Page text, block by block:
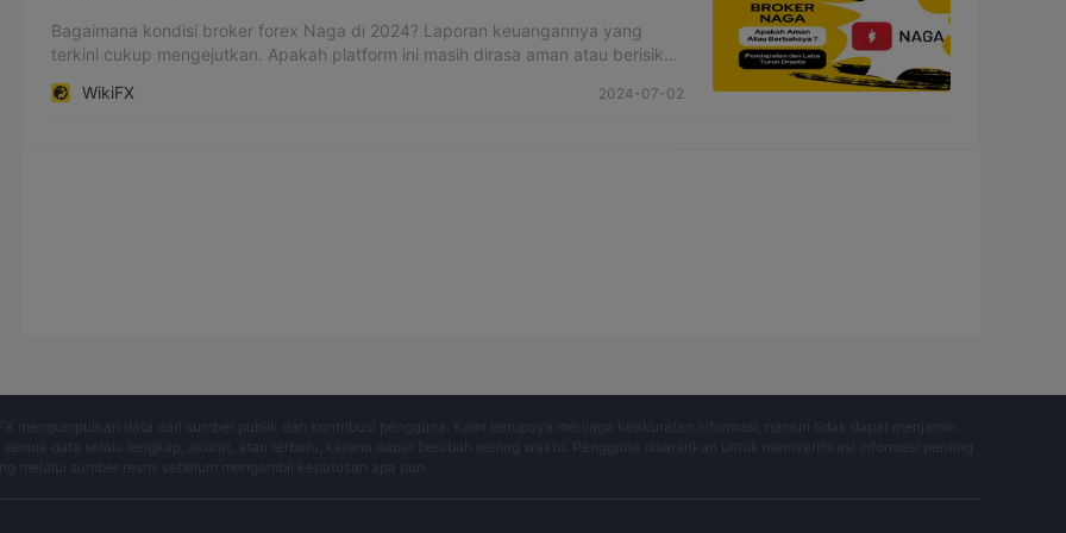
Bagaimana kondisi broker forex Naga di 2024? Laporan keuangannya yang
terkini cukup mengejutkan. Apakah platform ini masih dirasa aman atau berisiko
WikiFX 2024-07-02